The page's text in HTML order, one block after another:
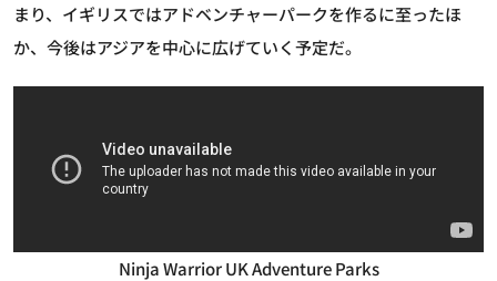
まり、イギリスではアドベンチャーパークを作るに至ったほ
か、今後はアジアを中心に広げていく予定だ。
Ninja Warrior UK Adventure Parks